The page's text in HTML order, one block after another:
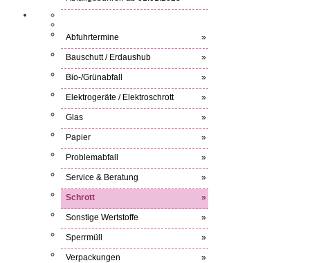
Abfuhrtermine »
Bauschutt / Erdaushub »
Bio-/Grünabfall »
Elektrogeräte / Elektroschrott »
Glas »
Papier »
Problemabfall »
Service & Beratung »
Schrott »
Sonstige Wertstoffe »
Sperrmüll »
Verpackungen »